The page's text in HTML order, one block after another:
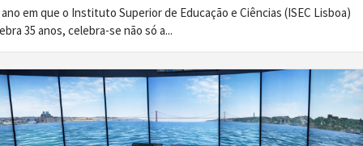
em que o Instituto Superior de Educação e Ciências (ISEC Lisboa)
35 anos, celebra-se não só a...